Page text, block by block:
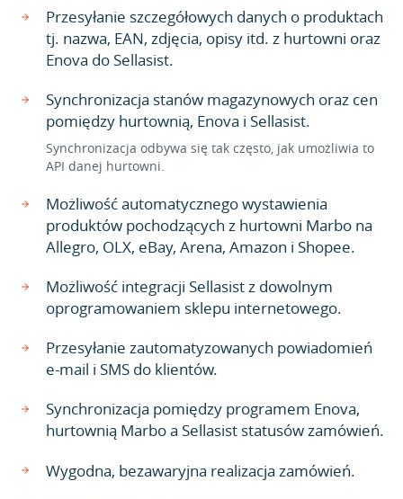
Przesyłanie szczegółowych danych o produktach
tj. nazwa, EAN, zdjęcia, opisy itd. z hurtowni oraz
Enova do Sellasist.
Synchronizacja stanów magazynowych oraz cen
pomiędzy hurtownią, Enova i Sellasist.
Synchronizacja odbywa się tak często, jak umożliwia to
API danej hurtowni.
Możliwość automatycznego wystawienia
produktów pochodzących z hurtowni Marbo na
Allegro, OLX, eBay, Arena, Amazon i Shopee.
Możliwość integracji Sellasist z dowolnym
oprogramowaniem sklepu internetowego.
Przesyłanie zautomatyzowanych powiadomień
e-mail i SMS do klientów.
Synchronizacja pomiędzy programem Enova,
hurtownią Marbo a Sellasist statusów zamówień.
Wygodna, bezawaryjna realizacja zamówień.